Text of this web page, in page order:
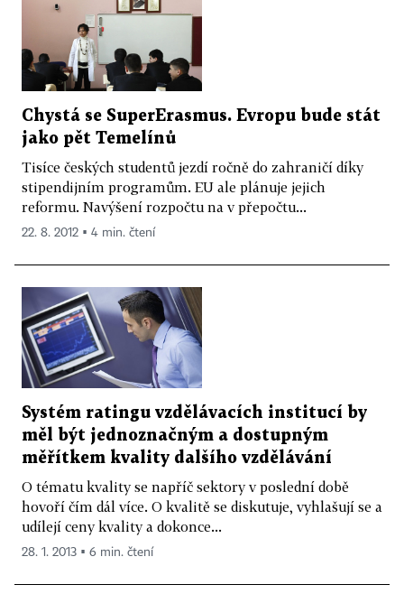
Chystá se SuperErasmus. Evropu bude stát
jako pět Temelínů
Tisíce českých studentů jezdí ročně do zahraničí díky
stipendijním programům. EU ale plánuje jejich
reformu. Navýšení rozpočtu na v přepočtu...
22. 8. 2012 ▪ 4 min. čtení
Systém ratingu vzdělávacích institucí by
měl být jednoznačným a dostupným
měřítkem kvality dalšího vzdělávání
O tématu kvality se napříč sektory v poslední době
hovoří čím dál více. O kvalitě se diskutuje, vyhlašují se a
udílejí ceny kvality a dokonce...
28. 1. 2013 ▪ 6 min. čtení